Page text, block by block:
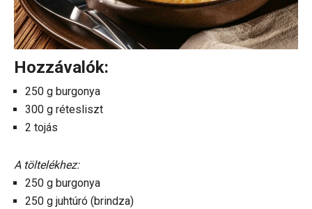
Hozzávalók:
250 g burgonya
300 g rétesliszt
2 tojás
A töltelékhez:
250 g burgonya
250 g juhtúró (brindza)